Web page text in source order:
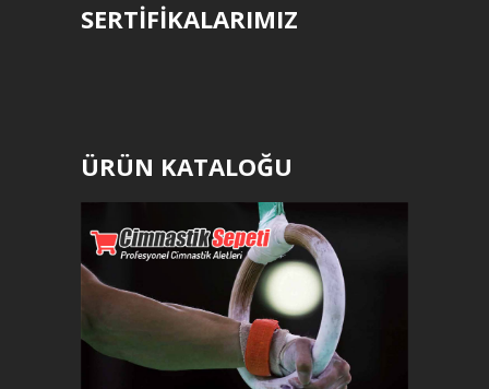
SERTİFİKALARIMIZ
ÜRÜN KATALOĞU